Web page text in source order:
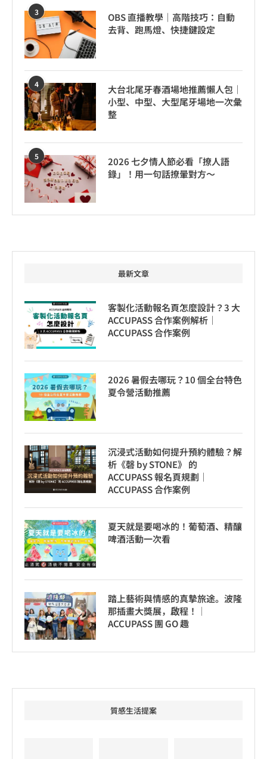
3
OBS 直播教學｜高階技巧：自動
去背、跑馬燈、快捷鍵設定
4
大台北尾牙春酒場地推薦懶人包｜
小型、中型、大型尾牙場地一次彙
整
5
2026 七夕情人節必看「撩人語
錄」！用一句話撩暈對方～
最新文章
客製化活動報名頁怎麼設計？3 大
ACCUPASS 合作案例解析｜
ACCUPASS 合作案例
2026 暑假去哪玩？10 個全台特色
夏令營活動推薦
沉浸式活動如何提升預約體驗？解
析《磬 by STONE》 的
ACCUPASS 報名頁規劃｜
ACCUPASS 合作案例
夏天就是要喝冰的！葡萄酒、精釀
啤酒活動一次看
踏上藝術與情感的真摯旅途。波隆
那插畫大獎展，啟程！│
ACCUPASS 團 GO 趣
質感生活提案